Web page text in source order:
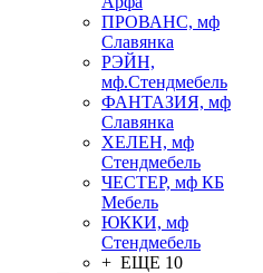
ПРОВАНС, мф
Славянка
РЭЙН,
мф.Стендмебель
ФАНТАЗИЯ, мф
Славянка
ХЕЛЕН, мф
Стендмебель
ЧЕСТЕР, мф КБ
Мебель
ЮККИ, мф
Стендмебель
+ ЕЩЕ 10